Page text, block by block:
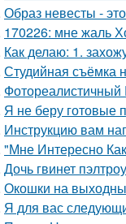
Образ невесты -
170226: мне жаль
Как делаю: 1.
Студийная съёмка
Я не беру готовые
Инструкцию вам
"Мне Интересно
Дочь гвинет
Окошки на
Я для вас